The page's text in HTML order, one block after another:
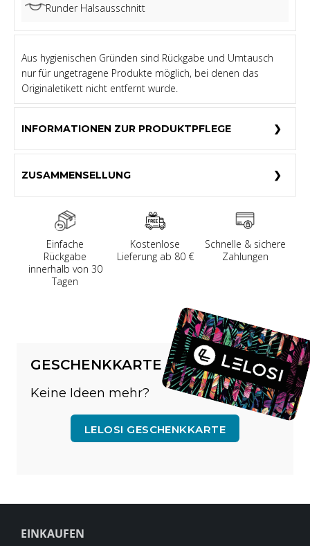
Runder Halsausschnitt
Aus hygienischen Gründen sind Rückgabe und Umtausch
nur für ungetragene Produkte möglich, bei denen das
Originaletikett nicht entfernt wurde.
INFORMATIONEN ZUR PRODUKTPFLEGE
ZUSAMMENSELLUNG
Einfache
Rückgabe
innerhalb von 30
Tagen
Kostenlose
Lieferung ab 80 €
Schnelle & sichere
Zahlungen
GESCHENKKARTE
Keine Ideen mehr?
LELOSI GESCHENKKARTE
EINKAUFEN